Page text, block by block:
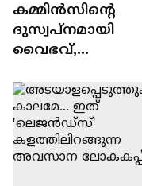
കമ്മിൻസിന്റെ
ദുസ്വപ്നമായി
വൈഭവ്,
ഒറ്റയ്ക്ക് തൂക്കിയ
അത്ഭുതപ്പിറവി